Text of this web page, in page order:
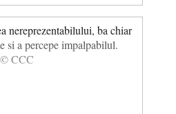
nereprezentabilului, ba chiar
si a percepe impalpabilul.
CCC